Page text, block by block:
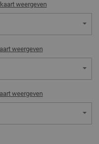
weergeven
weergeven
weergeven